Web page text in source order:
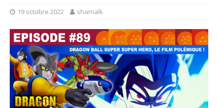
19 octobre 2022 sharnalk